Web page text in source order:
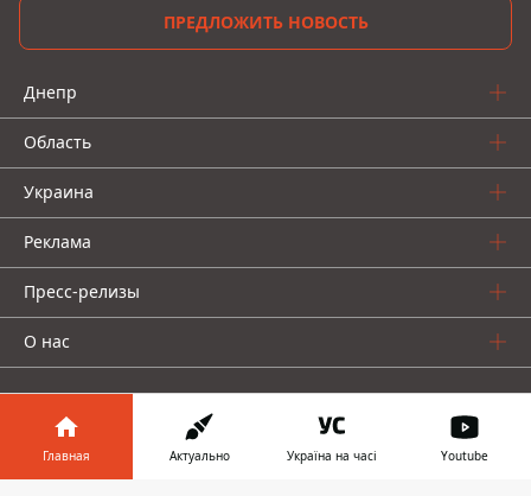
ПРЕДЛОЖИТЬ НОВОСТЬ
Днепр
Область
Украина
Реклама
Пресс-релизы
О нас
Главная Актуально Україна на часі Youtube